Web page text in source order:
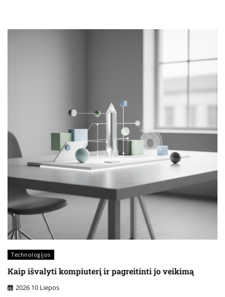
Technologijos
Kaip išvalyti kompiuterį ir pagreitinti jo veikimą
2026 10 Liepos